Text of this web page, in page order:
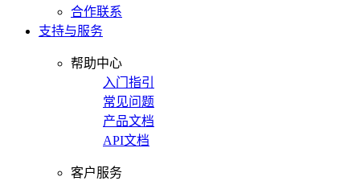
合作联系
支持与服务
帮助中心
入门指引
常见问题
产品文档
API文档
客户服务